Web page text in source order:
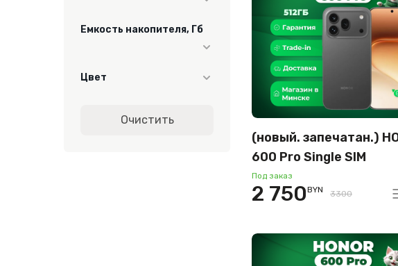
Емкость накопителя, Гб
Цвет
оранжевый
Очистить
(новый. запечатан.)
600 Pro Single SIM
12GB/512GB
версия (черный)
Под заказ
2 750BYN 3300